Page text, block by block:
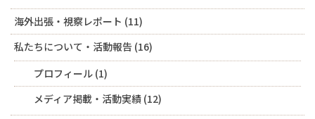
海外出張・視察レポート (11)
私たちについて・活動報告 (16)
プロフィール (1)
メディア掲載・活動実績 (12)